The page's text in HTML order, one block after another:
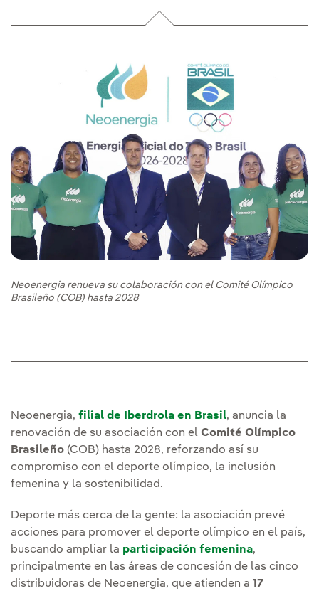
Neoenergia renueva su colaboración con el Comité Olímpico
Brasileño (COB) hasta 2028
Neoenergia, filial de Iberdrola en Brasil, anuncia la
renovación de su asociación con el Comité Olímpico
Brasileño (COB) hasta 2028, reforzando así su
compromiso con el deporte olímpico, la inclusión
femenina y la sostenibilidad.
Deporte más cerca de la gente: la asociación prevé
acciones para promover el deporte olímpico en el país,
buscando ampliar la participación femenina,
principalmente en las áreas de concesión de las cinco
distribuidoras de Neoenergia, que atienden a 17